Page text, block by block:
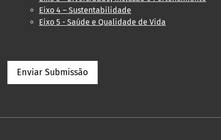
Eixo 4 – Sustentabilidade
Eixo 5 - Saúde e Qualidade de Vida
Enviar Submissão